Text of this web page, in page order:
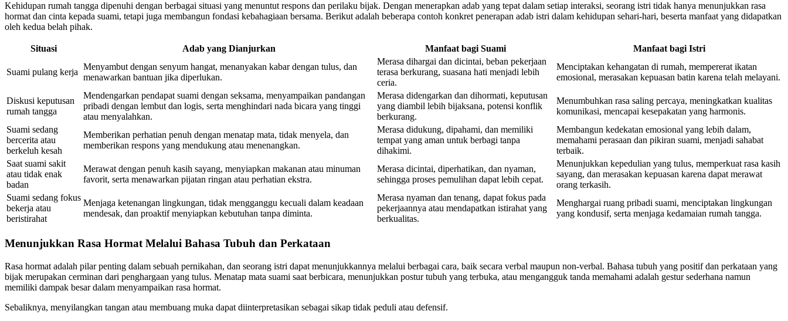
Kehidupan rumah tangga dipenuhi dengan berbagai situasi yang menuntut respons dan perilaku bijak. Dengan menerapkan adab yang tepat dalam setiap interaksi, seorang istri tidak hanya menunjukkan rasa
hormat dan cinta kepada suami, tetapi juga membangun fondasi kebahagiaan bersama. Berikut adalah beberapa contoh konkret penerapan adab istri dalam kehidupan sehari-hari, beserta manfaat yang didapatkan
oleh kedua belah pihak.
Situasi Adab yang Dianjurkan Manfaat bagi Suami Manfaat bagi Istri
Suami pulang kerja
Menyambut dengan senyum hangat, menanyakan kabar dengan tulus, dan
menawarkan bantuan jika diperlukan.
Merasa dihargai dan dicintai, beban pekerjaan
terasa berkurang, suasana hati menjadi lebih
ceria.
Menciptakan kehangatan di rumah, mempererat ikatan
emosional, merasakan kepuasan batin karena telah melayani.
Diskusi keputusan
rumah tangga
Mendengarkan pendapat suami dengan seksama, menyampaikan pandangan
pribadi dengan lembut dan logis, serta menghindari nada bicara yang tinggi
atau menyalahkan.
Merasa didengarkan dan dihormati, keputusan
yang diambil lebih bijaksana, potensi konflik
berkurang.
Menumbuhkan rasa saling percaya, meningkatkan kualitas
komunikasi, mencapai kesepakatan yang harmonis.
Suami sedang
bercerita atau
berkeluh kesah
Memberikan perhatian penuh dengan menatap mata, tidak menyela, dan
memberikan respons yang mendukung atau menenangkan.
Merasa didukung, dipahami, dan memiliki
tempat yang aman untuk berbagi tanpa
dihakimi.
Membangun kedekatan emosional yang lebih dalam,
memahami perasaan dan pikiran suami, menjadi sahabat
terbaik.
Saat suami sakit
atau tidak enak
badan
Merawat dengan penuh kasih sayang, menyiapkan makanan atau minuman
favorit, serta menawarkan pijatan ringan atau perhatian ekstra.
Merasa dicintai, diperhatikan, dan nyaman,
sehingga proses pemulihan dapat lebih cepat.
Menunjukkan kepedulian yang tulus, memperkuat rasa kasih
sayang, dan merasakan kepuasan karena dapat merawat
orang terkasih.
Suami sedang fokus
bekerja atau
beristirahat
Menjaga ketenangan lingkungan, tidak mengganggu kecuali dalam keadaan
mendesak, dan proaktif menyiapkan kebutuhan tanpa diminta.
Merasa nyaman dan tenang, dapat fokus pada
pekerjaannya atau mendapatkan istirahat yang
berkualitas.
Menghargai ruang pribadi suami, menciptakan lingkungan
yang kondusif, serta menjaga kedamaian rumah tangga.
Menunjukkan Rasa Hormat Melalui Bahasa Tubuh dan Perkataan
Rasa hormat adalah pilar penting dalam sebuah pernikahan, dan seorang istri dapat menunjukkannya melalui berbagai cara, baik secara verbal maupun non-verbal. Bahasa tubuh yang positif dan perkataan yang
bijak merupakan cerminan dari penghargaan yang tulus. Menatap mata suami saat berbicara, menunjukkan postur tubuh yang terbuka, atau mengangguk tanda memahami adalah gestur sederhana namun
memiliki dampak besar dalam menyampaikan rasa hormat.
Sebaliknya, menyilangkan tangan atau membuang muka dapat diinterpretasikan sebagai sikap tidak peduli atau defensif.